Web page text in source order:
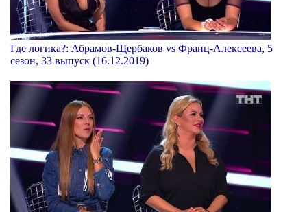
Где логика?: Абрамов-Щербаков vs Франц-Алексеева, 5
сезон, 33 выпуск (16.12.2019)